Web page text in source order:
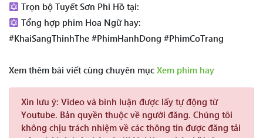
Trọn bộ Tuyết Sơn Phi Hồ tại:
Tổng hợp phim Hoa Ngữ hay:
#KhaiSangThinhThe #PhimHanhDong #PhimCoTrang
Xem thêm bài viết cùng chuyên mục Xem phim hay
Xin lưu ý: Video và bình luận được lấy tự động từ
Youtube. Bản quyền thuộc về người đăng. Chúng tôi
không chịu trách nhiệm về các thông tin được đăng tải